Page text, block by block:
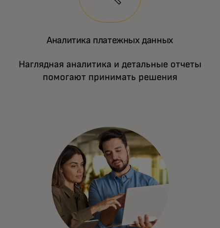
Аналитика платежных данных
Наглядная аналитика и детальные отчеты
помогают принимать решения